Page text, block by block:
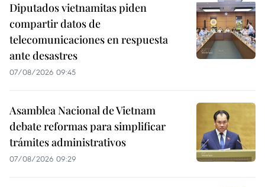
Diputados vietnamitas piden
compartir datos de
telecomunicaciones en respuesta
ante desastres
07/08/2026 09:45
Asamblea Nacional de Vietnam
debate reformas para simplificar
trámites administrativos
07/08/2026 09:29